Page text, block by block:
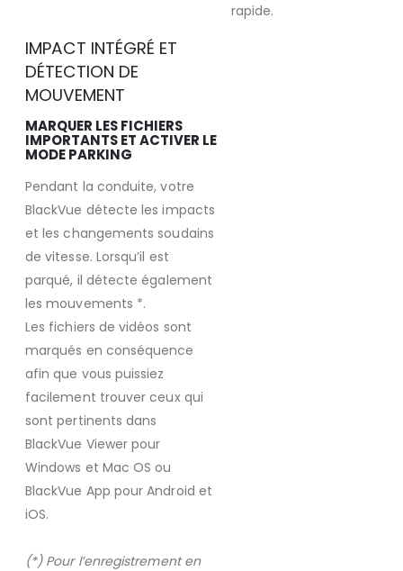
rapide.
IMPACT INTÉGRÉ ET
DÉTECTION DE
MOUVEMENT
MARQUER LES FICHIERS
IMPORTANTS ET ACTIVER LE
MODE PARKING
Pendant la conduite, votre
BlackVue détecte les impacts
et les changements soudains
de vitesse. Lorsqu’il est
parqué, il détecte également
les mouvements *.
Les fichiers de vidéos sont
marqués en conséquence
afin que vous puissiez
facilement trouver ceux qui
sont pertinents dans
BlackVue Viewer pour
Windows et Mac OS ou
BlackVue App pour Android et
iOS.
(*) Pour l’enregistrement en